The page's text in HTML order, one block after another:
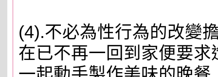
(4).不必為性行為的改變
在已不再一回到家便要